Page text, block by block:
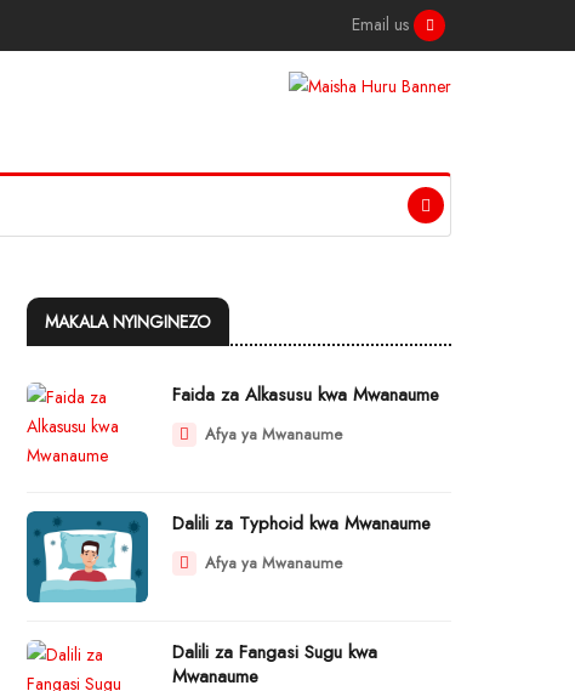
Email us
MAKALA NYINGINEZO
Faida za Alkasusu kwa Mwanaume
Afya ya Mwanaume
Dalili za Typhoid kwa Mwanaume
Afya ya Mwanaume
Dalili za Fangasi Sugu kwa
Mwanaume